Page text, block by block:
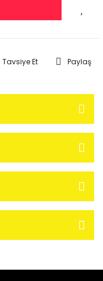
Tavsiye Et Paylaş